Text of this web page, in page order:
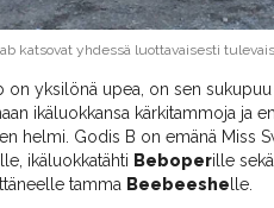
katsovat yhdessä luottavaisesti
on yksilönä upea, on sen
ikäluokkansa kärkitammoja ja
helmi. Godis B on emänä Miss
lle, ikäluokkatähti Beboperille
tamma Beebeeshe lle.